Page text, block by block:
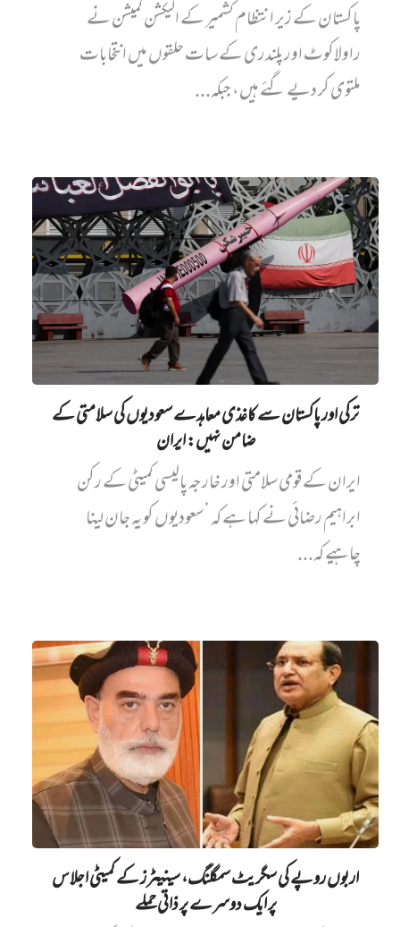
پاکستان کے زیر انتظام کشمیر کے الیکشن کمیشن نے
راولاکوٹ اور پلندری کے سات حلقوں میں انتخابات
ملتوی کر دیے گئے ہیں، جبکہ...
ترکی اور پاکستان سے کاغذی معاہدے سعودیوں کی سلامتی کے
ضامن نہیں‌: ایران
ایران کے قومی سلامتی اور خارجہ پالیسی کمیٹی کے رکن
ابراہیم رضائی نے کہا ہے کہ ’سعودیوں کو یہ جان لینا
چاہیے کہ...
اربوں روپے کی سگریٹ سمگلنگ، سینیٹرز کے کمیٹی اجلاس
پر ایک دوسرے پر ذاتی حملے